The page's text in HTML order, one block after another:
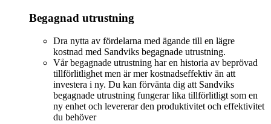
Begagnad utrustning
Dra nytta av fördelarna med ägande till en lägre
kostnad med Sandviks begagnade utrustning.
Vår begagnade utrustning har en historia av beprövad
tillförlitlighet men är mer kostnadseffektiv än att
investera i ny. Du kan förvänta dig att Sandviks
begagnade utrustning fungerar lika tillförlitligt som en
ny enhet och levererar den produktivitet och effektivitet
du behöver